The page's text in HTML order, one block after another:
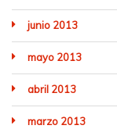
junio 2013
mayo 2013
abril 2013
marzo 2013